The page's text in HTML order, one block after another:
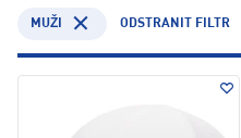
MUŽI ODSTRANIT FILTR